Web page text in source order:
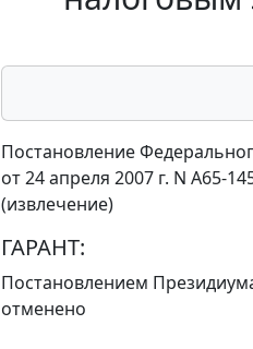
Постановление
от 24 апреля 2007 г. N А65-
(извлечение)
ГАРАНТ:
Постановлением
отменено